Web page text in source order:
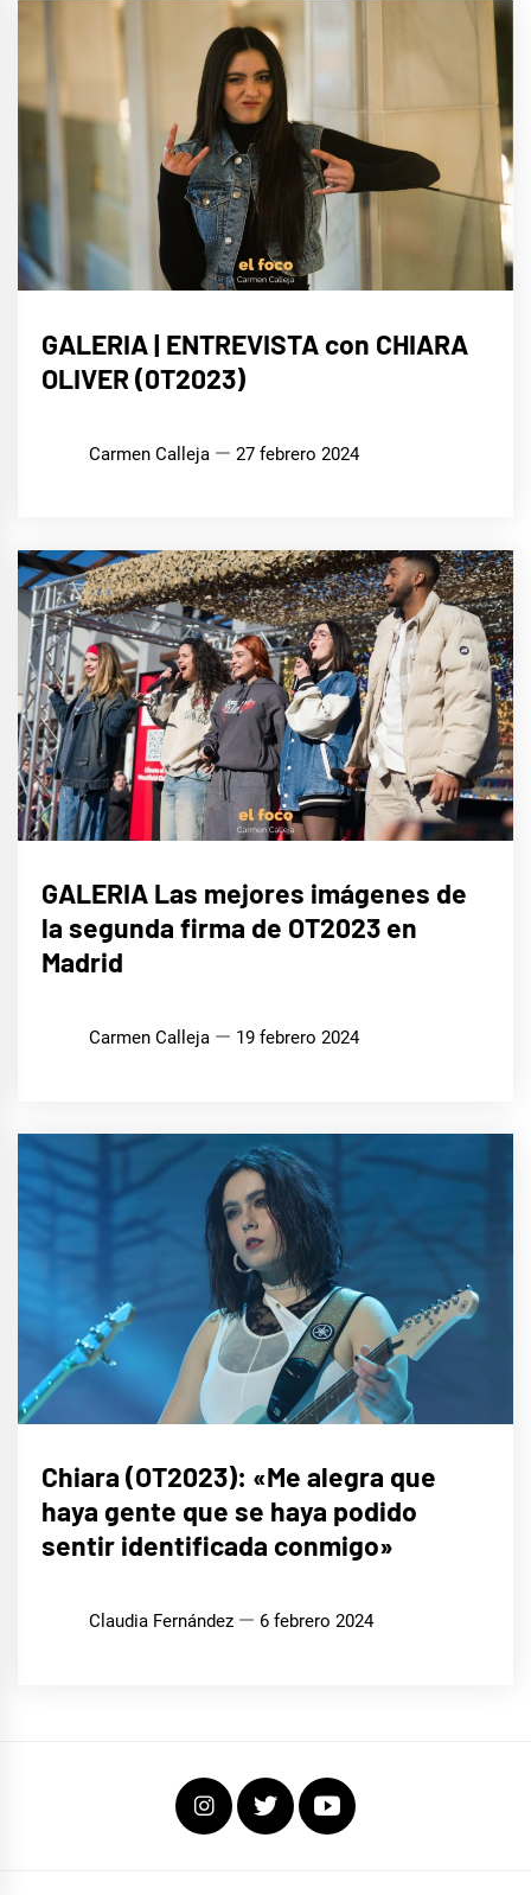
GALERIA | ENTREVISTA con CHIARA
OLIVER (0T2023)
Carmen Calleja 27 febrero 2024
GALERIA Las mejores imágenes de
la segunda firma de OT2023 en
Madrid
Carmen Calleja 19 febrero 2024
ENTREVISTAS
Chiara (OT2023): «Me alegra que
haya gente que se haya podido
sentir identificada conmigo»
Claudia Fernández 6 febrero 2024
InstagramTwitterYoutube